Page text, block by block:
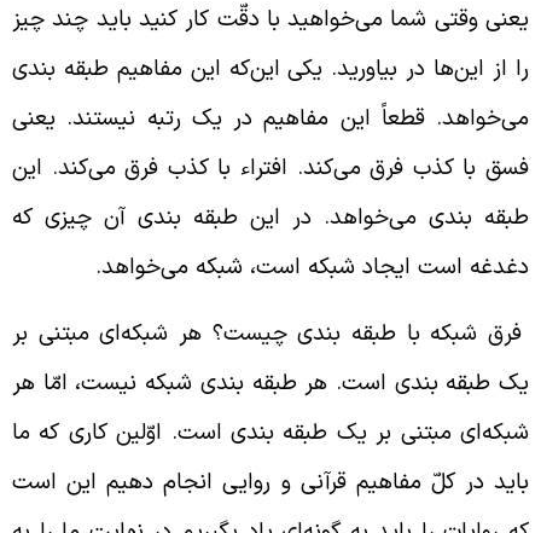
وقتی شما می‌خواهید با دقّت کار کنید باید چند چیز
از این‌ها در بیاورید. یکی این‌که این مفاهیم طبقه بندی
قطعاً این مفاهیم در یک رتبه نیستند. یعنی
با کذب فرق می‌کند. افتراء با کذب فرق می‌کند. این
بندی می‌خواهد. در این طبقه بندی ‌آن چیزی که
است ایجاد شبکه است، شبکه می‌خواهد.
شبکه با طبقه بندی چیست؟ هر شبکه‌ای مبتنی بر
طبقه بندی است. هر طبقه بندی شبکه نیست، امّا هر
مبتنی بر یک طبقه بندی است. اوّلین کاری که ما
در کلّ مفاهیم قرآنی و روایی انجام دهیم این است